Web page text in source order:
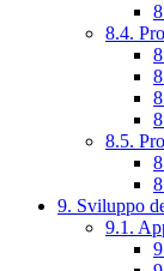
8.4.
8.5.
9. Sviluppo
9.1.